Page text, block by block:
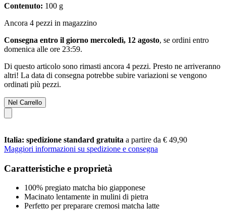
Contenuto: 100 g
Ancora 4 pezzi in magazzino
Consegna entro il giorno mercoledì, 12 agosto, se ordini entro
domenica alle ore 23:59.
Di questo articolo sono rimasti ancora 4 pezzi. Presto ne arriveranno
altri! La data di consegna potrebbe subire variazioni se vengono
ordinati più pezzi.
Nel Carrello
Italia: spedizione standard gratuita a partire da € 49,90
Maggiori informazioni su spedizione e consegna
Caratteristiche e proprietà
100% pregiato matcha bio giapponese
Macinato lentamente in mulini di pietra
Perfetto per preparare cremosi matcha latte